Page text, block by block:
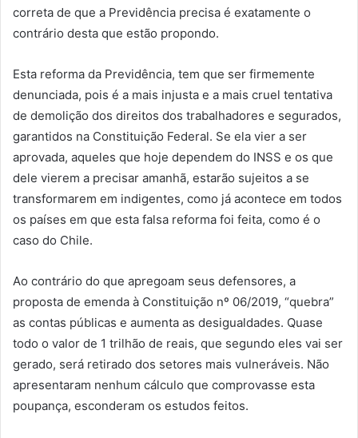
correta de que a Previdência precisa é exatamente o
contrário desta que estão propondo.
Esta reforma da Previdência, tem que ser firmemente
denunciada, pois é a mais injusta e a mais cruel tentativa
de demolição dos direitos dos trabalhadores e segurados,
garantidos na Constituição Federal. Se ela vier a ser
aprovada, aqueles que hoje dependem do INSS e os que
dele vierem a precisar amanhã, estarão sujeitos a se
transformarem em indigentes, como já acontece em todos
os países em que esta falsa reforma foi feita, como é o
caso do Chile.
Ao contrário do que apregoam seus defensores, a
proposta de emenda à Constituição nº 06/2019, “quebra”
as contas públicas e aumenta as desigualdades. Quase
todo o valor de 1 trilhão de reais, que segundo eles vai ser
gerado, será retirado dos setores mais vulneráveis. Não
apresentaram nenhum cálculo que comprovasse esta
poupança, esconderam os estudos feitos.